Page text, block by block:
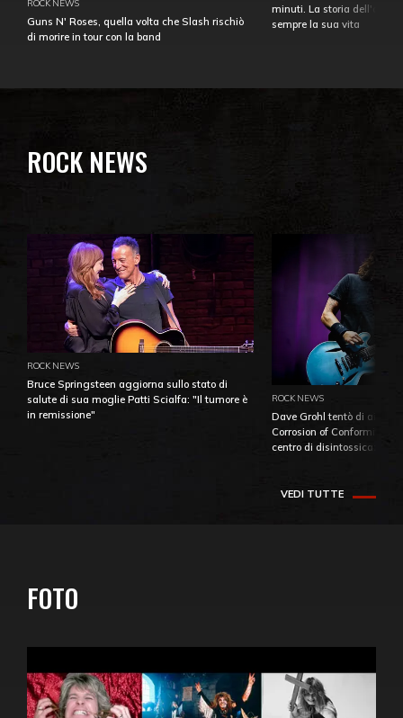
ROCK NEWS
Guns N' Roses, quella volta che Slash rischiò
di morire in tour con la band
minuti. La storia
sempre la sua vita
ROCK NEWS
ROCK NEWS
Bruce Springsteen aggiorna sullo stato di
salute di sua moglie Patti Scialfa: "Il tumore è
in remissione"
ROCK NEWS
Dave Grohl tentò di
Corrosion of Conformity
centro di
VEDI TUTTE
FOTO